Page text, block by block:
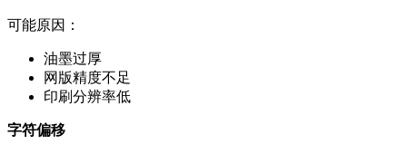
可能原因：
油墨过厚
网版精度不足
印刷分辨率低
字符偏移